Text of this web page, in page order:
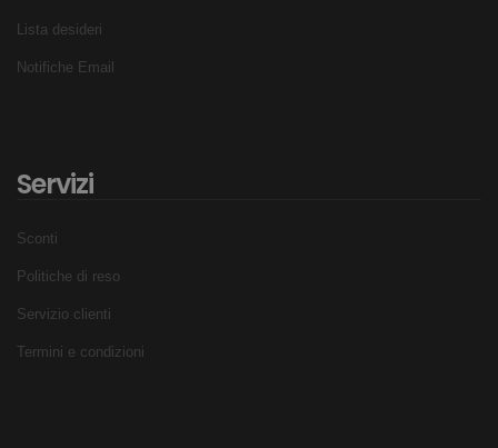
Lista desideri
Notifiche Email
Servizi
Sconti
Politiche di reso
Servizio clienti
Termini e condizioni